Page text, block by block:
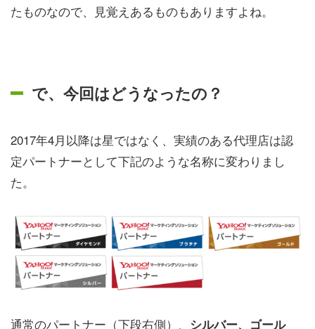
たものなので、見覚えあるものもありますよね。
で、今回はどうなったの？
2017年4月以降は星ではなく、実績のある代理店は認
定パートナーとして下記のような名称に変わりまし
た。
通常のパートナー（下段右側）、 シルバー、ゴール